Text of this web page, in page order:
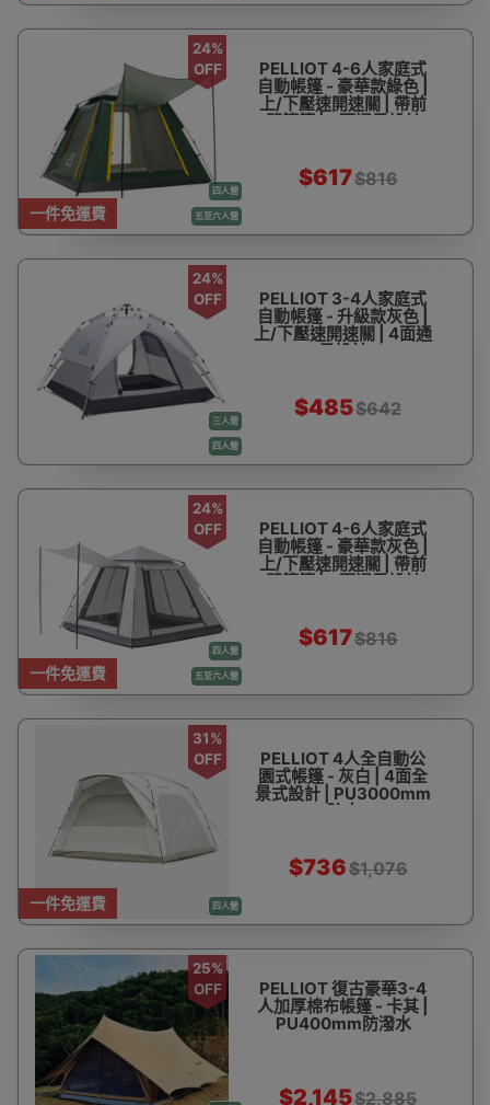
一件免運費
四人營
五至六人營
24%
OFF
PELLIOT 4-6人家庭式
自動帳篷 - 豪華款綠色 |
上/下壓速開速關 | 帶前
門簷篷 | 4面通風設計
$617$816
三人營
四人營
24%
OFF
PELLIOT 3-4人家庭式
自動帳篷 - 升級款灰色 |
上/下壓速開速關 | 4面通
風設計
$485$642
一件免運費
四人營
五至六人營
24%
OFF
PELLIOT 4-6人家庭式
自動帳篷 - 豪華款灰色 |
上/下壓速開速關 | 帶前
門簷篷 | 4面通風設計
$617$816
一件免運費 四人營
31%
OFF
PELLIOT 4人全自動公
園式帳篷 - 灰白 | 4面全
景式設計 | PU3000mm
防水
$736$1,076
25%
OFF
PELLIOT 復古豪華3-4
人加厚棉布帳篷 - 卡其 |
PU400mm防潑水
$2,145$2,885